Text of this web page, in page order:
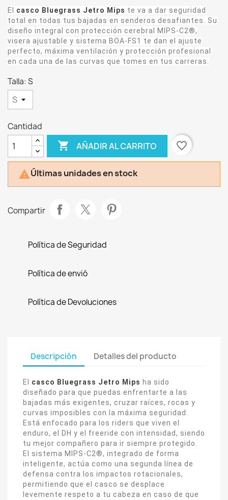
El casco Bluegrass Jetro Mips te va a dar seguridad
total en todas tus bajadas en senderos desafiantes. Su
diseño integral con protección cerebral MIPS-C2®,
visera ajustable y sistema BOA-FS1 te dan el ajuste
perfecto, máxima ventilación y protección profesional
en cada una de las curvas que tomes en tus carreras.
Talla: S
Cantidad
 AÑADIR AL CARRITO favorite_border
Últimas unidades en stock
Compartir
Política de Seguridad
Política de envió
Política de Devoluciones
Descripción Detalles del producto
El casco Bluegrass Jetro Mips ha sido
diseñado para que puedas enfrentarte a las
bajadas más exigentes, cruzar raíces, rocas y
curvas imposibles con la máxima seguridad.
Está enfocado para los riders que viven el
enduro, el DH y el freeride con intensidad, siendo
tu mejor compañero para ir siempre protegido.
El sistema MIPS-C2®, integrado de forma
inteligente, actúa como una segunda línea de
defensa contra los impactos rotacionales,
permitiendo que el casco se desplace
levemente respeto a tu cabeza en caso de que